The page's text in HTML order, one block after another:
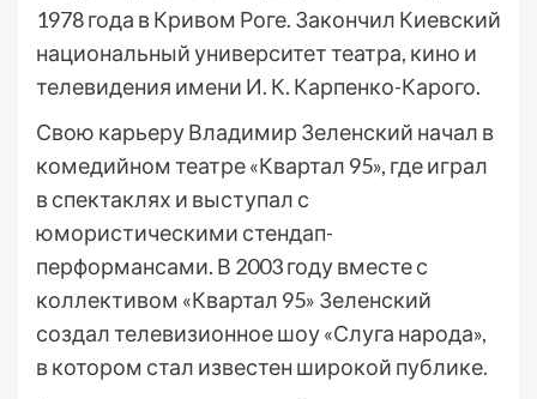
1978 года в Кривом Роге. Закончил Киевский
национальный университет театра, кино и
телевидения имени И. К. Карпенко-Карого.
Свою карьеру Владимир Зеленский начал в
комедийном театре «Квартал 95», где играл
в спектаклях и выступал с
юмористическими стендап-
перформансами. В 2003 году вместе с
коллективом «Квартал 95» Зеленский
создал телевизионное шоу «Слуга народа»,
в котором стал известен широкой публике.